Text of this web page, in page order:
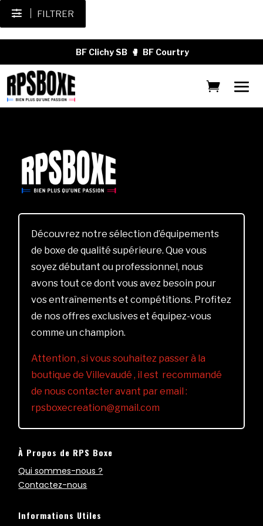
FILTRER
BF Clichy SB 🥊 BF Courtry
Découvrez notre sélection d’équipements
de boxe de qualité supérieure. Que vous
soyez débutant ou professionnel, nous
avons tout ce dont vous avez besoin pour
vos entraînements et compétitions. Profitez
de nos offres exclusives et équipez-vous
comme un champion.
Attention , si vous souhaitez passer à la
boutique de Villevaudé , il est recommandé
de nous contacter avant par email :
rpsboxecreation@gmail.com
À Propos de RPS Boxe
Qui sommes-nous ?
Contactez-nous
Informations Utiles